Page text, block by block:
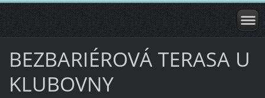
BEZBARIÉROVÁ TERASA U
KLUBOVNY